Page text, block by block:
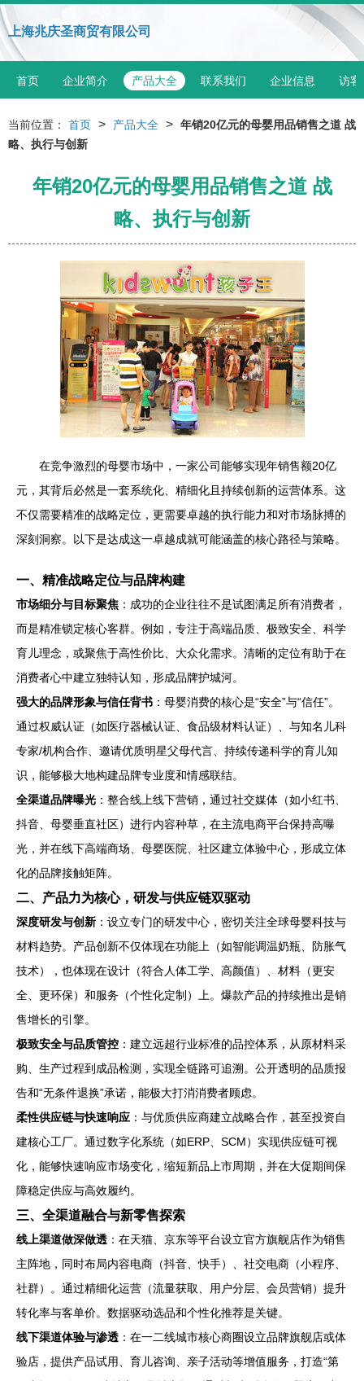
上海兆庆圣商贸有限公司
首页 企业简介 产品大全 联系我们 企业信息 访客
当前位置： 首页 > 产品大全 > 年销20亿元的母婴用品销售之道 战
略、执行与创新
年销20亿元的母婴用品销售之道 战
略、执行与创新
在竞争激烈的母婴市场中，一家公司能够实现年销售额20亿
元，其背后必然是一套系统化、精细化且持续创新的运营体系。这
不仅需要精准的战略定位，更需要卓越的执行能力和对市场脉搏的
深刻洞察。以下是达成这一卓越成就可能涵盖的核心路径与策略。
一、精准战略定位与品牌构建
市场细分与目标聚焦 ：成功的企业往往不是试图满足所有消费者，
而是精准锁定核心客群。例如，专注于高端品质、极致安全、科学
育儿理念，或聚焦于高性价比、大众化需求。清晰的定位有助于在
消费者心中建立独特认知，形成品牌护城河。
强大的品牌形象与信任背书 ：母婴消费的核心是“安全”与“信任”。
通过权威认证（如医疗器械认证、食品级材料认证）、与知名儿科
专家/机构合作、邀请优质明星父母代言、持续传递科学的育儿知
识，能够极大地构建品牌专业度和情感联结。
全渠道品牌曝光 ：整合线上线下营销，通过社交媒体（如小红书、
抖音、母婴垂直社区）进行内容种草，在主流电商平台保持高曝
光，并在线下高端商场、母婴医院、社区建立体验中心，形成立体
化的品牌接触矩阵。
二、产品力为核心，研发与供应链双驱动
深度研发与创新 ：设立专门的研发中心，密切关注全球母婴科技与
材料趋势。产品创新不仅体现在功能上（如智能调温奶瓶、防胀气
技术），也体现在设计（符合人体工学、高颜值）、材料（更安
全、更环保）和服务（个性化定制）上。爆款产品的持续推出是销
售增长的引擎。
极致安全与品质管控 ：建立远超行业标准的品控体系，从原材料采
购、生产过程到成品检测，实现全链路可追溯。公开透明的品质报
告和“无条件退换”承诺，能极大打消消费者顾虑。
柔性供应链与快速响应 ：与优质供应商建立战略合作，甚至投资自
建核心工厂。通过数字化系统（如ERP、SCM）实现供应链可视
化，能够快速响应市场变化，缩短新品上市周期，并在大促期间保
障稳定供应与高效履约。
三、全渠道融合与新零售探索
线上渠道做深做透 ：在天猫、京东等平台设立官方旗舰店作为销售
主阵地，同时布局内容电商（抖音、快手）、社交电商（小程序、
社群）。通过精细化运营（流量获取、用户分层、会员营销）提升
转化率与客单价。数据驱动选品和个性化推荐是关键。
线下渠道体验与渗透 ：在一二线城市核心商圈设立品牌旗舰店或体
验店，提供产品试用、育儿咨询、亲子活动等增值服务，打造“第